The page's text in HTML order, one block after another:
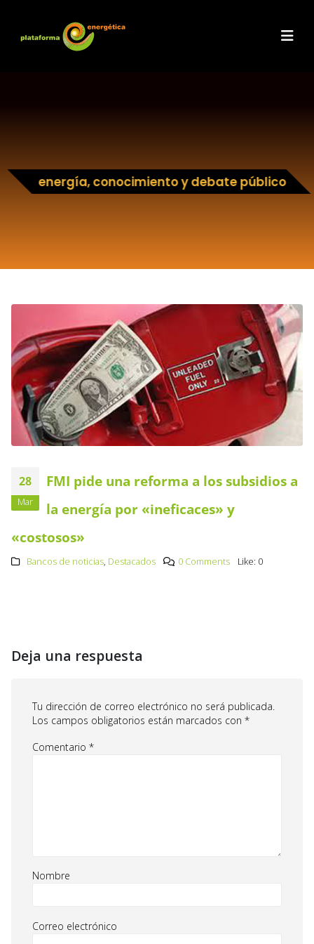
energía, conocimiento y debate público
28
Mar
FMI pide una reforma a los subsidios a
la energía por «ineficaces» y
«costosos»
Bancos de noticias, Destacados 0 Comments Like: 0
Deja una respuesta
Tu dirección de correo electrónico no será publicada.
Los campos obligatorios están marcados con *
Comentario *
Nombre
Correo electrónico